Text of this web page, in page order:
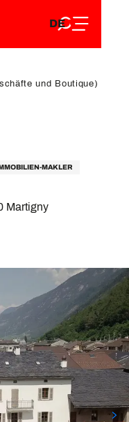
DE
FR
und Boutique)
MAKLER
Martigny